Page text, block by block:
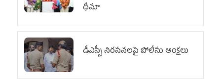
ధీమా
డీఎస్సీ నిరసనలపై పోలీసు ఆంక్షలు